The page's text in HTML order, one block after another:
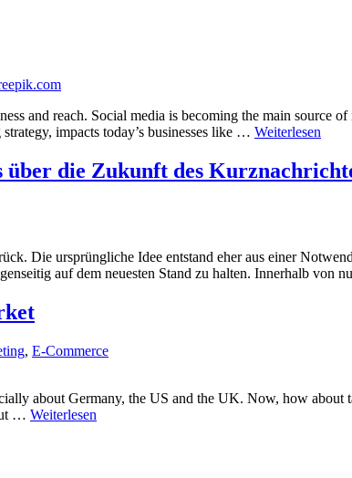
and reach. Social media is becoming the main source
impacts today’s businesses like … Weiterlesen
die Zukunft des
Die ursprüngliche Idee entstand eher aus einer
auf dem neuesten Stand zu halten. Innerhalb von
, E-Commerce
about Germany, the US and the UK. Now, how
… Weiterlesen